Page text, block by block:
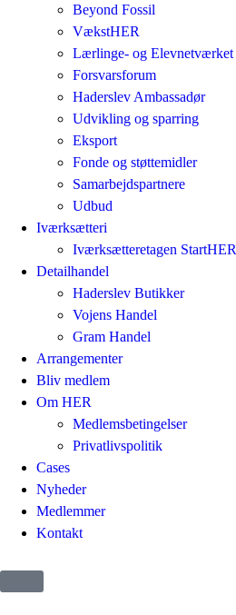
Beyond Fossil
VækstHER
Lærlinge- og Elevnetværket
Forsvarsforum
Haderslev Ambassadør
Udvikling og sparring
Eksport
Fonde og støttemidler
Samarbejdspartnere
Udbud
Iværksætteri
Iværksætteretagen StartHER
Detailhandel
Haderslev Butikker
Vojens Handel
Gram Handel
Arrangementer
Bliv medlem
Om HER
Medlemsbetingelser
Privatlivspolitik
Cases
Nyheder
Medlemmer
Kontakt